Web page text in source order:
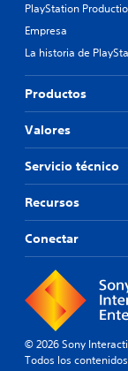
PlayStation
Empresa
La historia de
Productos
Valores
Servicio técnico
Recursos
Conectar
© 2026 Sony
Todos los